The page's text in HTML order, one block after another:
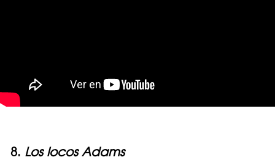
8. Los locos Adams